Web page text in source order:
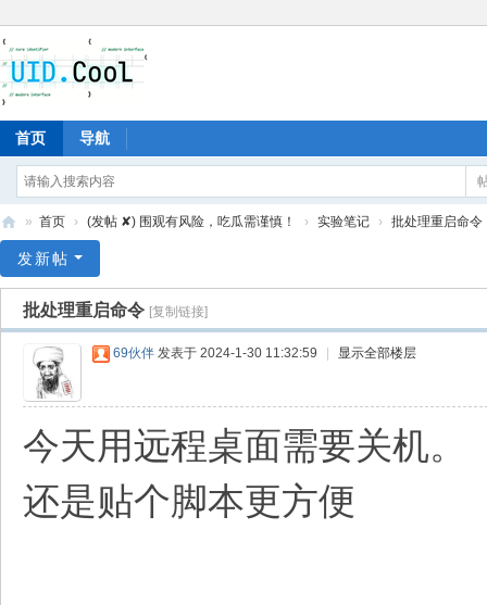
首页 导航
爱
» 首页 › (发帖 ✘) 围观有风险，吃瓜需谨慎！ › 实验笔记 › 批处理重启命令
发新帖
批处理重启命令 [复制链接]
69伙伴 发表于 2024-1-30 11:32:59 显示全部楼层
今天用远程桌面需要关机。
还是贴个脚本更方便